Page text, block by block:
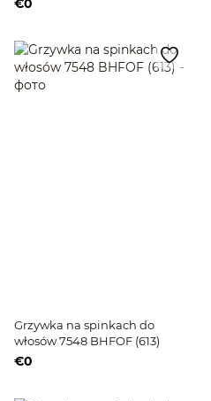
€0
Grzywka na spinkach do
włosów 7548 BHFOF (613)
€0